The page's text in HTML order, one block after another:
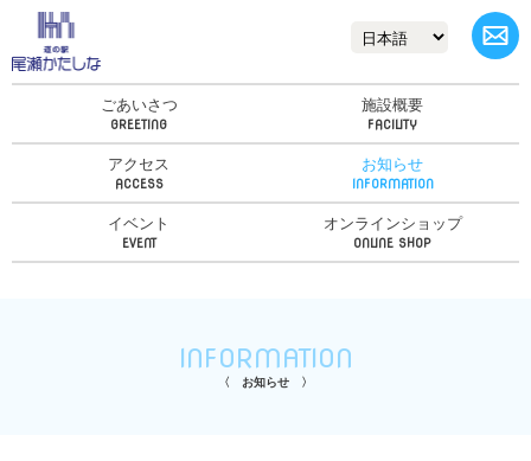
ごあいさつ 施設概要
アクセス お知らせ
イベント オンラインショップ
INFORMATION
お知らせ